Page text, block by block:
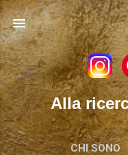
Passa
Alla
CHI SONO